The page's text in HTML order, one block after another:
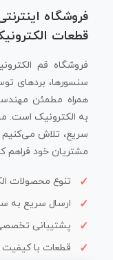
فروشگاه
قطعات
فروشگاه قم
سنسورها، بردهای
همراه مطمئن
به الکترونیک است.
سریع، تلاش می‌کنیم
مشتریان خود فراهم
تنوع محصولات
ارسال سریع به
پشتیبانی
قطعات با